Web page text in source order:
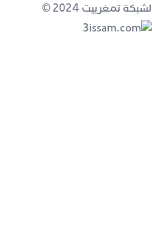
2024 ©